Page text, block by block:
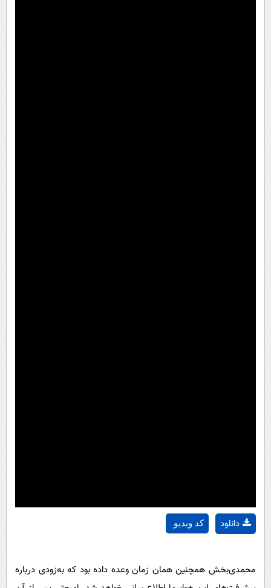
کد ویدیو دانلود
محمدی‌بخش همچنین همان زمان وعده داده بود که به‌زودی درباره